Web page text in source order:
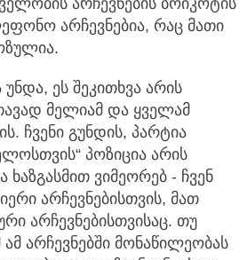
არჩევნებია, რაც მათი
მელიამ და ყველამ
ჩვენი გუნდის, პარტია
პოზიცია არის
ვიმეორებ - ჩვენ
არჩევნებისთვის, მათ
არჩევნებისთვისაც. თუ
არჩევნებში მონაწილეობას
ღიად ჩვენგან, ისევე